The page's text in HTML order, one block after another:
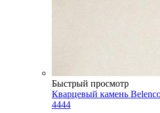
Быстрый просмотр
Кварцевый камень
4444